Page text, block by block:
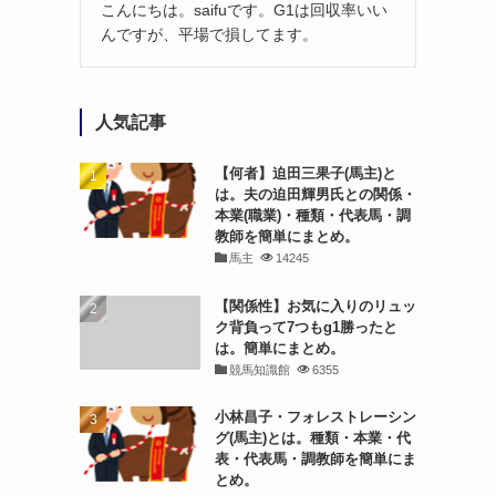
こんにちは。saifuです。G1は回収率いい
んですが、平場で損してます。
人気記事
【何者】迫田三果子(馬主)と
は。夫の迫田輝男氏との関係・
本業(職業)・種類・代表馬・調
教師を簡単にまとめ。
馬主 14245
【関係性】お気に入りのリュッ
ク背負って7つもg1勝ったと
は。簡単にまとめ。
競馬知識館 6355
小林昌子・フォレストレーシン
グ(馬主)とは。種類・本業・代
表・代表馬・調教師を簡単にま
とめ。